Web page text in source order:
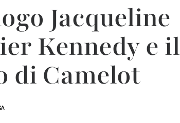
Jacqueline
Kennedy e il
di Camelot